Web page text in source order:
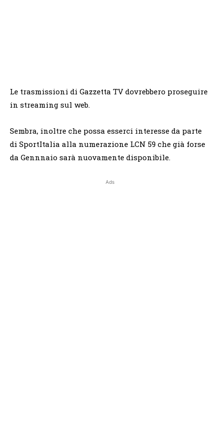
Le trasmissioni di Gazzetta TV dovrebbero proseguire
in streaming sul web.
Sembra, inoltre che possa esserci interesse da parte
di SportItalia alla numerazione LCN 59 che già forse
da Gennnaio sarà nuovamente disponibile.
Ads